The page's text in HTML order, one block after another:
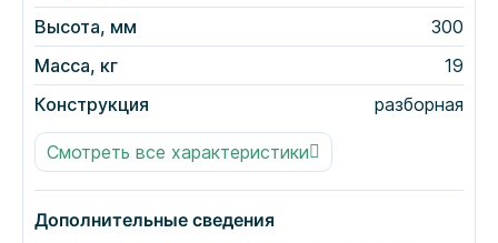
Высота, мм
300
Масса, кг
19
Конструкция
разборная
Макс. нагрузка (до, кг)
Смотреть все характеристики
Дополнительные сведения